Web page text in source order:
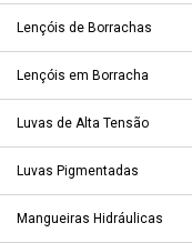
Lençóis de Borrachas
Lençóis em Borracha
Luvas de Alta Tensão
Luvas Pigmentadas
Mangueiras Hidráulicas